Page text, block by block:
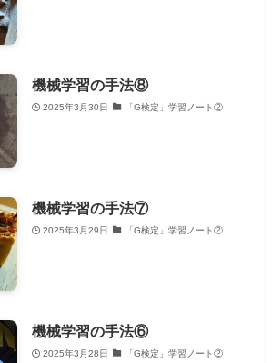
機械学習の手法⑧
2025年3月30日 「G検定」学習ノート②
機械学習の手法⑦
2025年3月29日 「G検定」学習ノート②
機械学習の手法⑥
2025年3月28日 「G検定」学習ノート②